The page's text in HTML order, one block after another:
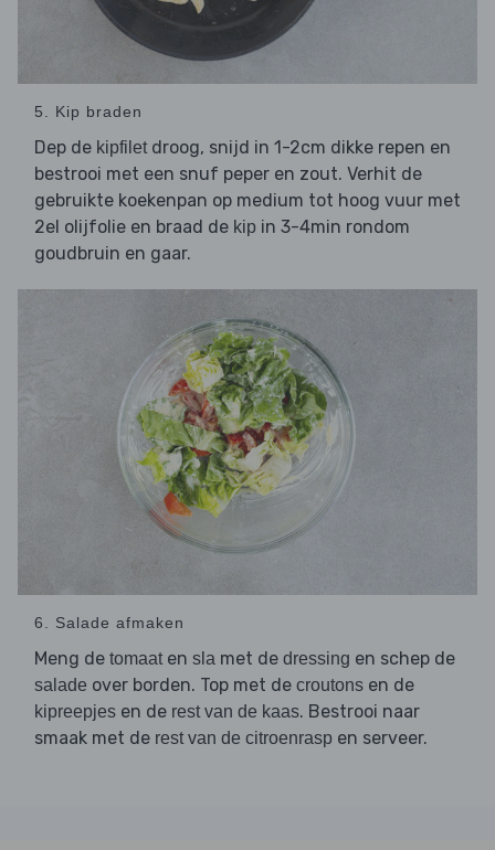
5. Kip braden
Dep de kipfiletdroog, snijd in 1-2cm dikke repen en
bestrooi met een snuf peper en zout. Verhit de
gebruikte koekenpan op medium tot hoog vuur met
2el olijfolie en braad de kip in 3-4min rondom
goudbruin en gaar.
6. Salade afmaken
Meng de tomaaten sla met de dressing en schep de
salade over borden. Top met de croutons en de
kipreepjes en de rest van de kaas. Bestrooi naar
smaak met de rest van de citroenrasp en serveer.